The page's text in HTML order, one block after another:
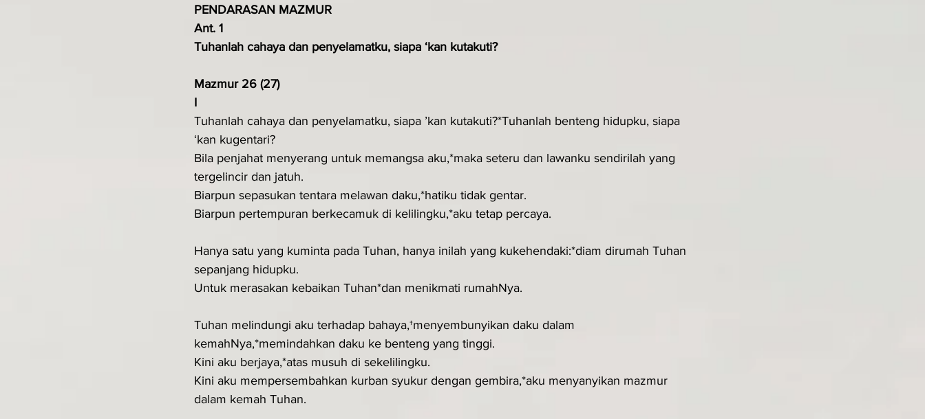
PENDARASAN MAZMUR
Ant. 1
Tuhanlah cahaya dan penyelamatku, siapa ‘kan kutakuti?
Mazmur 26 (27)
I
Tuhanlah cahaya dan penyelamatku, siapa ’kan kutakuti?*Tuhanlah benteng hidupku, siapa
‘kan kugentari?
Bila penjahat menyerang untuk memangsa aku,*maka seteru dan lawanku sendirilah yang
tergelincir dan jatuh.
Biarpun sepasukan tentara melawan daku,*hatiku tidak gentar.
Biarpun pertempuran berkecamuk di kelilingku,*aku tetap percaya.
Hanya satu yang kuminta pada Tuhan, hanya inilah yang kukehendaki:*diam dirumah Tuhan
sepanjang hidupku.
Untuk merasakan kebaikan Tuhan*dan menikmati rumahNya.
Tuhan melindungi aku terhadap bahaya,†menyembunyikan daku dalam
kemahNya,*memindahkan daku ke benteng yang tinggi.
Kini aku berjaya,*atas musuh di sekelilingku.
Kini aku mempersembahkan kurban syukur dengan gembira,*aku menyanyikan mazmur
dalam kemah Tuhan.